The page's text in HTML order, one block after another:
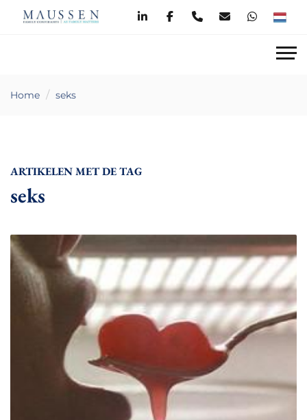
Home seks
ARTIKELEN MET DE TAG
seks